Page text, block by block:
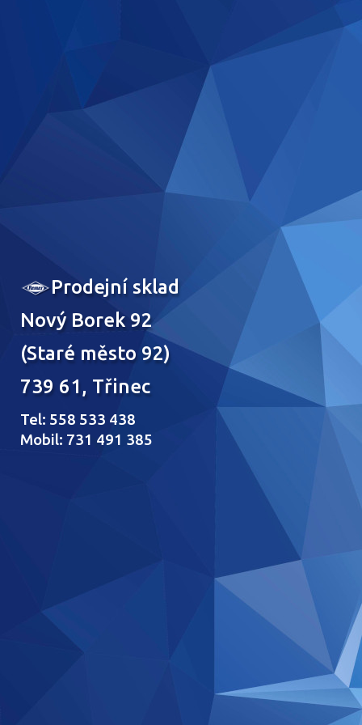
Prodejní sklad
Nový Borek 92
(Staré město 92)
739 61, Třinec
Tel: 558 533 438
Mobil: 731 491 385